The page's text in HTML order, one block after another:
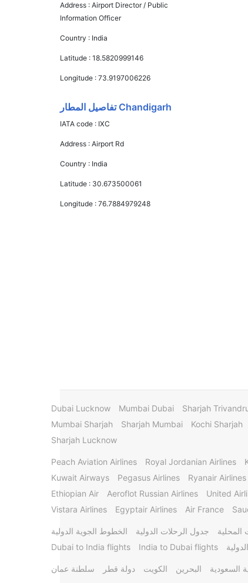
Address :Airport Director / Public
Information Officer
Country : India
Latitude :18.5820999146
Longitude :73.9197006226
Chandigarh تفاصيل المطار
IATA code : IXC
Address :Airport Rd
Country : India
Latitude : 30.673500061
Longitude :76.7884979248
Sharjah
Mumbai Dubai
Dubai Lucknow
Kochi Sharjah
Sharjah Mumbai
Mumbai Sharjah
Sharjah Lucknow
Royal Jordanian Airlines
Peach Aviation Airlines
Ryanair Airlines
Pegasus Airlines
Kuwait Airways
United
Aeroflot Russian Airlines
Ethiopian Air
Air France
Egyptair Airlines
Vistara Airlines
المحلية جدول الرحلات الدولية
الخطوط الجوية الدولية
India to Dubai flights
Dubai to India flights
السعودية البحرين الكويت دولة قطر سلطنة عمان